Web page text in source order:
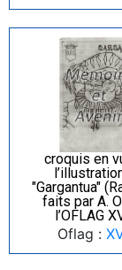
croquis en
"Gargantua"
faits par A.
l’OFLAG
Oflag :